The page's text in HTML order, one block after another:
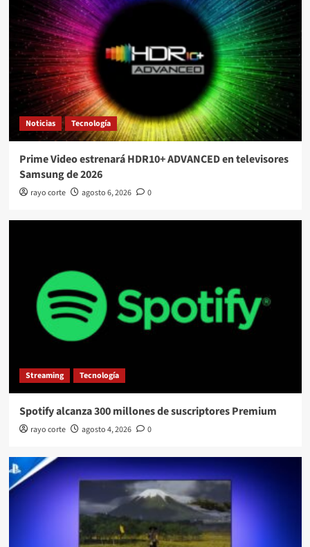
Noticias Tecnología
Prime Video estrenará HDR10+ ADVANCED en televisores
Samsung de 2026
rayo corte agosto 6, 2026 0
Streaming Tecnología
Spotify alcanza 300 millones de suscriptores Premium
rayo corte agosto 4, 2026 0